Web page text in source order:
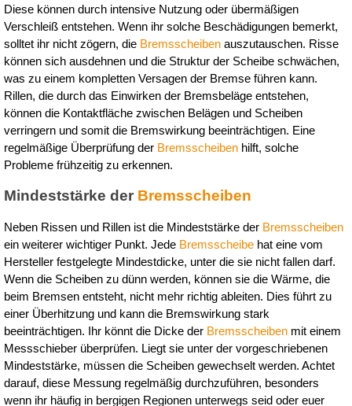
Diese können durch intensive Nutzung oder übermäßigen
Verschleiß entstehen. Wenn ihr solche Beschädigungen bemerkt,
solltet ihr nicht zögern, die Bremsscheiben auszutauschen. Risse
können sich ausdehnen und die Struktur der Scheibe schwächen,
was zu einem kompletten Versagen der Bremse führen kann.
Rillen, die durch das Einwirken der Bremsbeläge entstehen,
können die Kontaktfläche zwischen Belägen und Scheiben
verringern und somit die Bremswirkung beeinträchtigen. Eine
regelmäßige Überprüfung der Bremsscheiben hilft, solche
Probleme frühzeitig zu erkennen.
Mindeststärke der Bremsscheiben
Neben Rissen und Rillen ist die Mindeststärke der Bremsscheiben
ein weiterer wichtiger Punkt. Jede Bremsscheibe hat eine vom
Hersteller festgelegte Mindestdicke, unter die sie nicht fallen darf.
Wenn die Scheiben zu dünn werden, können sie die Wärme, die
beim Bremsen entsteht, nicht mehr richtig ableiten. Dies führt zu
einer Überhitzung und kann die Bremswirkung stark
beeinträchtigen. Ihr könnt die Dicke der Bremsscheiben mit einem
Messschieber überprüfen. Liegt sie unter der vorgeschriebenen
Mindeststärke, müssen die Scheiben gewechselt werden. Achtet
darauf, diese Messung regelmäßig durchzuführen, besonders
wenn ihr häufig in bergigen Regionen unterwegs seid oder euer